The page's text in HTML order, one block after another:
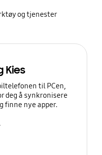
og tjenester
Kies
til PCen,
deg å synkronisere
finne nye apper.